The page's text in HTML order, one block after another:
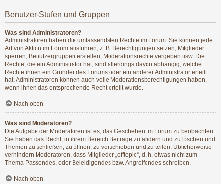
Benutzer-Stufen und Gruppen
Was sind Administratoren?
Administratoren haben die umfassendsten Rechte im Forum. Sie können jede
Art von Aktion im Forum ausführen; z. B. Berechtigungen setzen, Mitglieder
sperren, Benutzergruppen erstellen, Moderationsrechte vergeben usw. Die
Rechte, die ein Administrator hat, sind allerdings davon abhängig, welche
Rechte ihnen ein Gründer des Forums oder ein anderer Administrator erteilt
hat. Administratoren können auch volle Moderationsberechtigungen haben,
wenn ihnen das entsprechende Recht erteilt wurde.
Nach oben
Was sind Moderatoren?
Die Aufgabe der Moderatoren ist es, das Geschehen im Forum zu beobachten.
Sie haben das Recht, in ihrem Bereich Beiträge zu ändern und zu löschen und
Themen zu schließen, zu öffnen, zu verschieben und zu teilen. Üblicherweise
verhindern Moderatoren, dass Mitglieder „offtopic“, d. h. etwas nicht zum
Thema Passendes, oder Beleidigendes bzw. Angreifendes schreiben.
Nach oben